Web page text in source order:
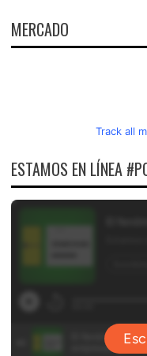
MERCADO
Track all
ESTAMOS EN LÍNEA